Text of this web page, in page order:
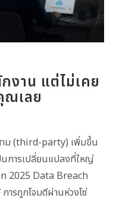
งาน แต่ไม่เคย
ณเลย
าม (third-party) เพิ่มขึ้น
นการเปลี่ยนแปลงที่ใหญ่
2025 Data Breach
รถูกโจมตีผ่านห่วงโซ่